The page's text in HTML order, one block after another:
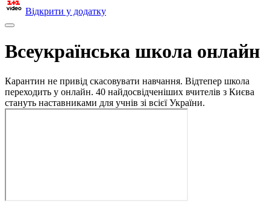
Відкрити у додатку
Всеукраїнська школа онлайн
Карантин не привід скасовувати навчання. Відтепер школа
переходить у онлайн. 40 найдосвідченіших вчителів з Києва
стануть наставниками для учнів зі всієї України.